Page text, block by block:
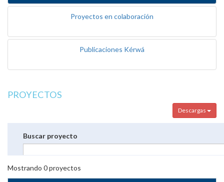
Proyectos en colaboración
Publicaciones Kérwá
PROYECTOS
Descargas
Buscar proyecto
Mostrando 0proyectos